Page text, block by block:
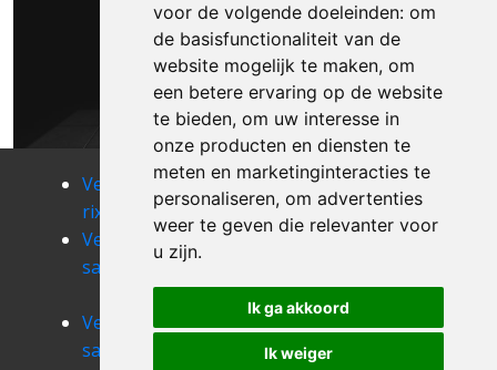
voor de volgende doeleinden: om
de basisfunctionaliteit van de
website mogelijk te maken, om
een betere ervaring op de website
te bieden, om uw interesse in
onze producten en diensten te
meten en marketinginteracties te
personaliseren, om advertenties
weer te geven die relevanter voor
u zijn.
Ik ga akkoord
Ik weiger
Verhuizen
rixensart
Verhuizen
rosieres
Verhuizen
roux-miroir
Verhuizen
saint-gery
Verhuizen
geest
Verhuizen
geest
Verhuizen
saintes
Verhuizen
sart-dames-
Verhuizen
thines